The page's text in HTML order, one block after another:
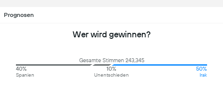
Prognosen
Wer wird gewinnen?
Gesamte Stimmen 243,345
40%
Spanien
10%
Unentschieden
50%
Irak